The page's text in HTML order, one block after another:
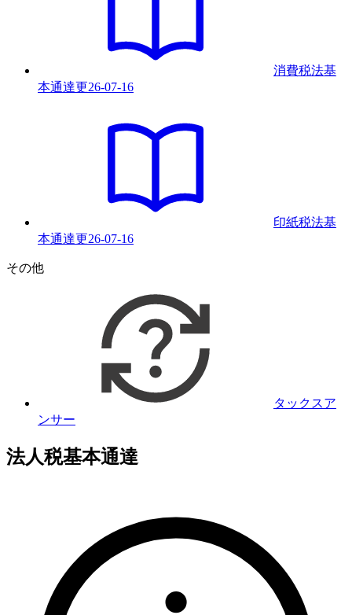
消費税法基
本通達更26-07-16
印紙税法基
本通達更26-07-16
その他
タックスア
ンサー
法人税基本通達